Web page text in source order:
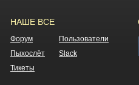
НАШЕ ВСЕ
Форум
Пользователи
Пыхослёт
Slack
Тикеты